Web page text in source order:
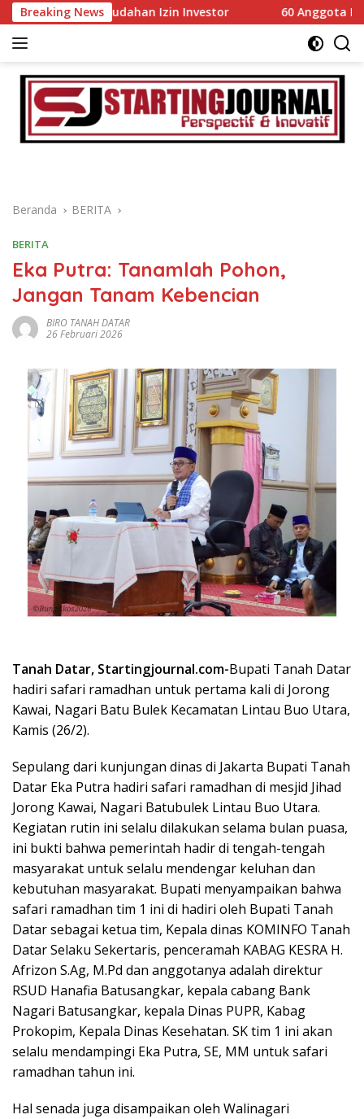
Langsung
ke
konten
Breaking NewsIzin Investor 60 Anggota Kontingen
Beranda BERITA
BERITA
Eka Putra: Tanamlah Pohon,
Jangan Tanam Kebencian
BIRO TANAH DATAR
26 Februari 2026
Tanah Datar, Startingjournal.com-Bupati Tanah Datar
hadiri safari ramadhan untuk pertama kali di Jorong
Kawai, Nagari Batu Bulek Kecamatan Lintau Buo Utara,
Kamis (26/2).
Sepulang dari kunjungan dinas di Jakarta Bupati Tanah
Datar Eka Putra hadiri safari ramadhan di mesjid Jihad
Jorong Kawai, Nagari Batubulek Lintau Buo Utara.
Kegiatan rutin ini selalu dilakukan selama bulan puasa,
ini bukti bahwa pemerintah hadir di tengah-tengah
masyarakat untuk selalu mendengar keluhan dan
kebutuhan masyarakat. Bupati menyampaikan bahwa
safari ramadhan tim 1 ini di hadiri oleh Bupati Tanah
Datar sebagai ketua tim, Kepala dinas KOMINFO Tanah
Datar Selaku Sekertaris, penceramah KABAG KESRA H.
Afrizon S.Ag, M.Pd dan anggotanya adalah direktur
RSUD Hanafia Batusangkar, kepala cabang Bank
Nagari Batusangkar, kepala Dinas PUPR, Kabag
Prokopim, Kepala Dinas Kesehatan. SK tim 1 ini akan
selalu mendampingi Eka Putra, SE, MM untuk safari
ramadhan tahun ini.
Hal senada juga disampaikan oleh Walinagari